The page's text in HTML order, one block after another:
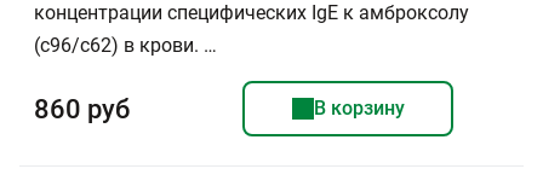
концентрации специфических IgE к амброксолу
(c96/с62) в крови. …
860 руб В корзину